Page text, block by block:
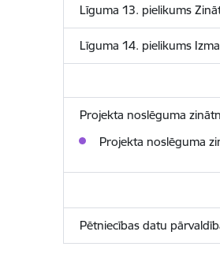
Līguma 13. pielikums
Līguma 14. pielikums
Projekta noslēguma
Projekta noslēguma
Pētniecības datu